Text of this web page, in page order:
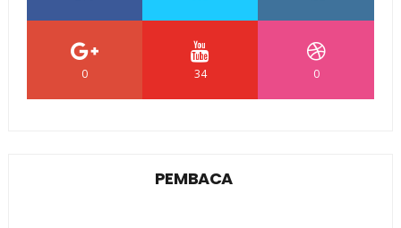
0 34 0
PEMBACA